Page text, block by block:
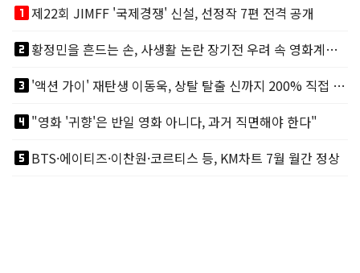
looks_one제22회 JIMFF '국제경쟁' 신설, 선정작 7편 전격 공개
looks_two
황정민을 흔드는 손, 사생활 논란 장기전 우려 속 영화계도 리스크
looks_3
'액션 가이' 재탄생 이동욱, 상탈 탈출 신까지 200% 직접 소화
looks_4"영화 '귀향'은 반일 영화 아니다, 과거 직면해야 한다"
looks_5BTS·에이티즈·이찬원·코르티스 등, KM차트 7월 월간 정상